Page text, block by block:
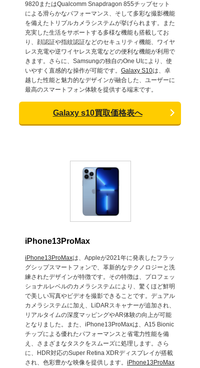
9820またはQualcomm Snapdragon 855チップセット
による滑らかなパフォーマンス、そして多彩な撮影機能
を備えたトリプルカメラシステムが挙げられます。また
充実した生活をサポートする多様な機能も搭載してお
り、顔認証や指紋認証などのセキュリティ機能、ワイヤ
レス充電や逆ワイヤレス充電などの便利な機能が利用で
きます。さらに、Samsungの独自のOne UIにより、使
いやすく直感的な操作が可能です。 Galaxy S10は、卓
越した性能と魅力的なデザインが融合した、ユーザーに
最高のスマートフォン体験を提供する端末です。
Galaxy s10買取価格表へ
iPhone13ProMax
iPhone13ProMaxは、Appleが2021年に発表したフラッ
グシップスマートフォンで、革新的なテクノロジーと洗
練されたデザインが特徴です。その特徴は、プロフェッ
ショナルレベルのカメラシステムにより、驚くほど鮮明
で美しい写真やビデオを撮影できることです。デュアル
カメラシステムに加え、LiDARスキャナーが追加され、
リアルタイムの深度マッピングやAR体験の向上が可能
となりました。また、iPhone13ProMaxは、A15 Bionic
チップによる優れたパフォーマンスと省電力性能を備
え、さまざまなタスクをスムーズに処理します。さら
に、HDR対応のSuper Retina XDRディスプレイが搭載
され、色彩豊かな映像を提供します。 iPhone13ProMax